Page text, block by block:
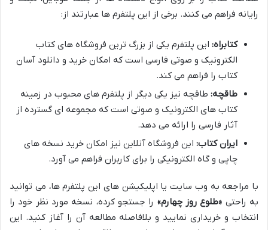
رایانه فراهم می کنند. برخی از این پلتفرم ها عبارتند از:
کتابراه: این پلتفرم یکی از بزرگ ترین فروشگاه های کتاب
الکترونیک و صوتی فارسی است که امکان خرید و دانلود آسان
کتاب را فراهم می کند.
طاقچه: طاقچه نیز یکی دیگر از پلتفرم های محبوب در زمینه
کتاب های الکترونیک و صوتی است که مجموعه ای گسترده از
آثار فارسی را ارائه می دهد.
ایران کتاب: این فروشگاه آنلاین نیز امکان خرید نسخه های
چاپی و گاه الکترونیکی را برای کاربران فراهم می آورد.
با مراجعه به وب سایت یا اپلیکیشن های این پلتفرم ها، می توانید
به راحتی «طلوع روز چهارم» را جستجو کرده، نسخه مورد نظر خود را
انتخاب و خریداری نمایید و بلافاصله مطالعه آن را آغاز کنید. این